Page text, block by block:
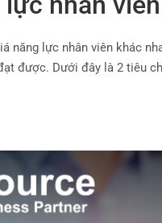
năng lực nhân viên khác
được. Dưới đây là 2 tiêu